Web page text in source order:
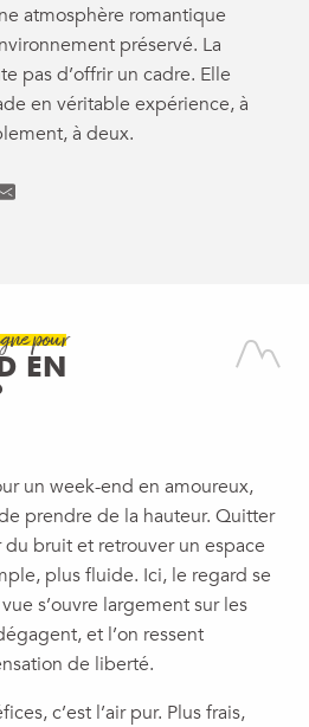
atmosphère romantique
préservé. La
pas d’offrir un cadre. Elle
en véritable expérience, à
à deux.
pour
EN
un week-end en amoureux,
prendre de la hauteur. Quitter
bruit et retrouver un espace
plus fluide. Ici, le regard se
s’ouvre largement sur les
et l’on ressent
de liberté.
c’est l’air pur. Plus frais,